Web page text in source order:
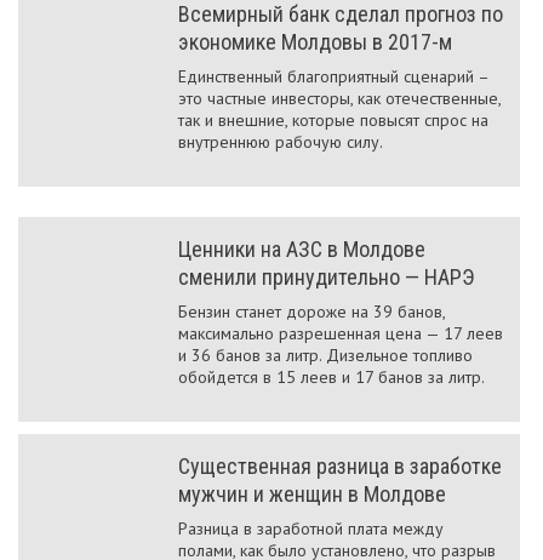
Всемирный банк сделал прогноз по
экономике Молдовы в 2017-м
Единственный благоприятный сценарий –
это частные инвесторы, как отечественные,
так и внешние, которые повысят спрос на
внутреннюю рабочую силу.
Ценники на АЗС в Молдове
сменили принудительно — НАРЭ
Бензин станет дороже на 39 банов,
максимально разрешенная цена — 17 леев
и 36 банов за литр. Дизельное топливо
обойдется в 15 леев и 17 банов за литр.
Существенная разница в заработке
мужчин и женщин в Молдове
Разница в заработной плата между
полами, как было установлено, что разрыв